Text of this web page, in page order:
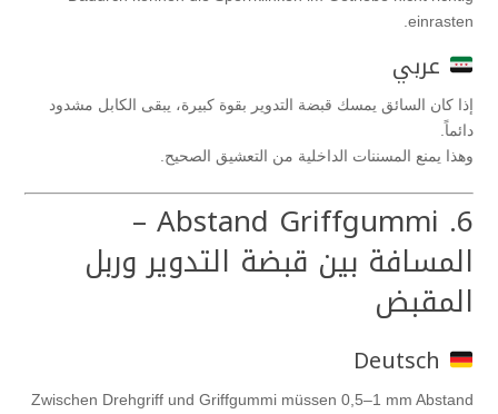
einrasten.
عربي
إذا كان السائق يمسك قبضة التدوير بقوة كبيرة، يبقى الكابل مشدود
دائماً.
وهذا يمنع المسننات الداخلية من التعشيق الصحيح.
6. Abstand Griffgummi –
المسافة بين قبضة التدوير وربل
المقبض
Zwischen Drehgriff und Griffgummi müssen 0,5–1 mm Abstand